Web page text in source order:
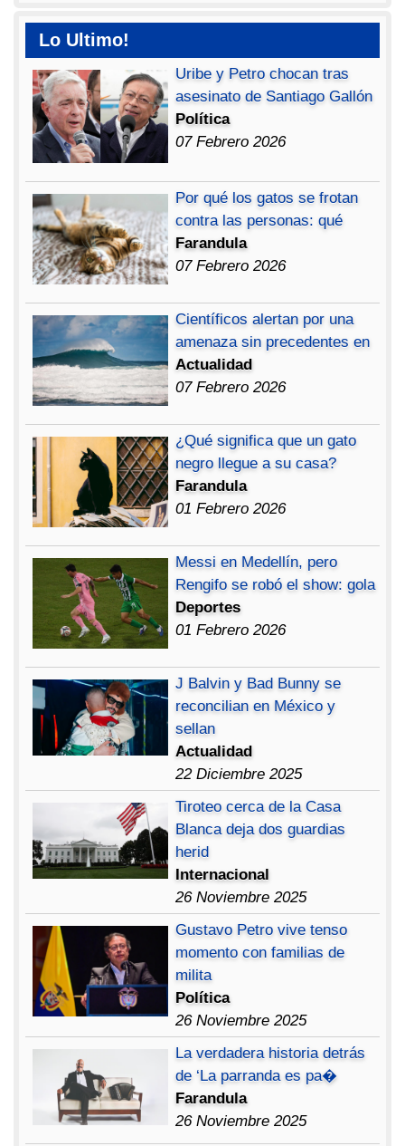
Lo Ultimo!
Uribe y Petro chocan tras
asesinato de Santiago Gallón
Política
07 Febrero 2026
Por qué los gatos se frotan
contra las personas: qué
Farandula
07 Febrero 2026
Científicos alertan por una
amenaza sin precedentes en
Actualidad
07 Febrero 2026
¿Qué significa que un gato
negro llegue a su casa?
Farandula
01 Febrero 2026
Messi en Medellín, pero
Rengifo se robó el show: gola
Deportes
01 Febrero 2026
J Balvin y Bad Bunny se
reconcilian en México y
sellan
Actualidad
22 Diciembre 2025
Tiroteo cerca de la Casa
Blanca deja dos guardias
herid
Internacional
26 Noviembre 2025
Gustavo Petro vive tenso
momento con familias de
milita
Política
26 Noviembre 2025
La verdadera historia detrás
de ‘La parranda es pa�
Farandula
26 Noviembre 2025